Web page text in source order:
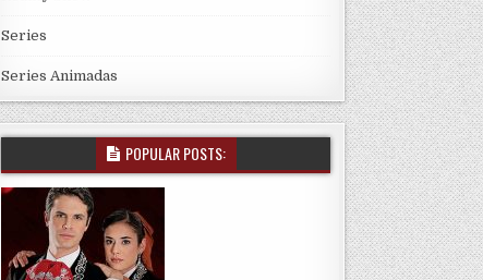
Series
Series Animadas
POPULAR POSTS: